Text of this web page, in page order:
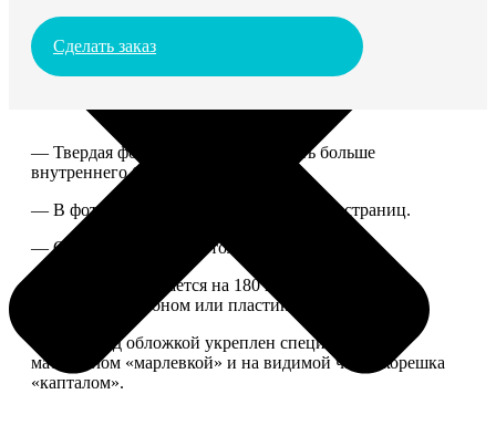
Сделать заказ
— Твердая фотообложка, размер чуть больше
внутреннего блока.
— В фотокниге может быть от 20 до 100 страниц.
— Страницы плотные, толщина 1 мм.
— Книга раскрывается на 180 градусов, развороты
укреплены картоном или пластиком.
— Блок под обложкой укреплен специальным
материалом «марлевкой» и на видимой части корешка
«капталом».